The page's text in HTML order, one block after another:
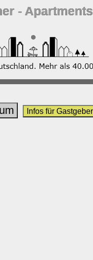
‐
Infos für Gastgeber